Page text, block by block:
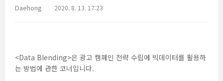
Daehong 2020. 8. 13. 17:23
<Data Blending>은 광고 캠페인 전략 수립에 빅데이터를 활용하
는 방법에 관한 코너입니다.